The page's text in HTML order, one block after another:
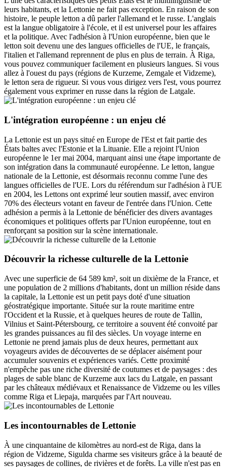
leurs habitants, et la Lettonie ne fait pas exception. En raison de son
histoire, le peuple letton a dû parler l'allemand et le russe. L'anglais
est la langue obligatoire à l'école, et il est universel pour les affaires
et la politique. Avec l'adhésion à l'Union européenne, bien que le
letton soit devenu une des langues officielles de l'UE, le français,
l'italien et l'allemand reprennent de plus en plus de terrain. À Riga,
vous pouvez communiquer facilement en plusieurs langues. Si vous
allez à l'ouest du pays (régions de Kurzeme, Zemgale et Vidzeme),
le letton sera de rigueur. Si vous vous dirigez vers l'est, vous pourrez
également vous exprimer en russe dans la région de Latgale.
L'intégration européenne : un enjeu clé
La Lettonie est un pays situé en Europe de l'Est et fait partie des
États baltes avec l'Estonie et la Lituanie. Elle a rejoint l'Union
européenne le 1er mai 2004, marquant ainsi une étape importante de
son intégration dans la communauté européenne. Le letton, langue
nationale de la Lettonie, est désormais reconnu comme l'une des
langues officielles de l'UE. Lors du référendum sur l'adhésion à l'UE
en 2004, les Lettons ont exprimé leur soutien massif, avec environ
70% des électeurs votant en faveur de l'entrée dans l'Union. Cette
adhésion a permis à la Lettonie de bénéficier des divers avantages
économiques et politiques offerts par l'Union européenne, tout en
renforçant sa position sur la scène internationale.
Découvrir la richesse culturelle de la Lettonie
Avec une superficie de 64 589 km², soit un dixième de la France, et
une population de 2 millions d'habitants, dont un million réside dans
la capitale, la Lettonie est un petit pays doté d'une situation
géostratégique importante. Située sur la route maritime entre
l'Occident et la Russie, et à quelques heures de route de Tallin,
Vilnius et Saint-Pétersbourg, ce territoire a souvent été convoité par
les grandes puissances au fil des siècles. Un voyage interne en
Lettonie ne prend jamais plus de deux heures, permettant aux
voyageurs avides de découvertes de se déplacer aisément pour
accumuler souvenirs et expériences variés. Cette proximité
n'empêche pas une riche diversité de coutumes et de paysages : des
plages de sable blanc de Kurzeme aux lacs du Latgale, en passant
par les châteaux médiévaux et Renaissance de Vidzeme ou les villes
comme Riga et Liepaja, marquées par l'Art nouveau.
Les incontournables de Lettonie
À une cinquantaine de kilomètres au nord-est de Riga, dans la
région de Vidzeme, Sigulda charme ses visiteurs grâce à la beauté de
ses paysages de collines, de rivières et de forêts. La ville n'est pas en